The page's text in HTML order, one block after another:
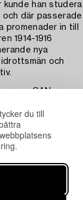
du till
kunde han studera
där passerade
promenader in till
1914-1916
nya
och
som GAN-
om: “Oavsett
elektriker eller
en
är ett
anda, en
en siare
nya tekniken.”
46) Detta porträtt
en